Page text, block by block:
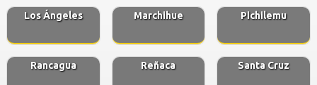
Los Ángeles Marchihue Pichilemu
Rancagua Reñaca Santa Cruz